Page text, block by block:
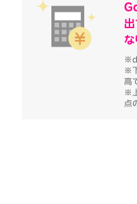
な
※
高
※
点